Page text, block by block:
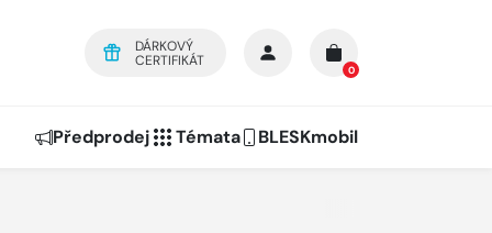
DÁRKOVÝ
CERTIFIKÁT
0
Předprodej Témata BLESKmobil